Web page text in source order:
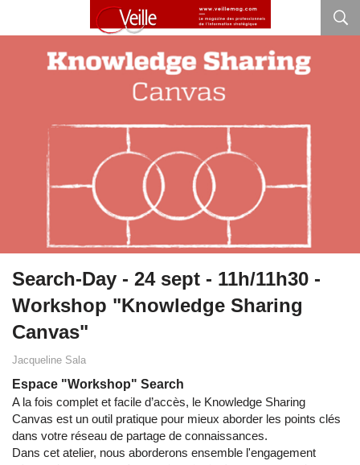
Search-Day - 24 sept - 11h/11h30 -
Workshop "Knowledge Sharing
Canvas"
Jacqueline Sala
Espace "Workshop" Search
A la fois complet et facile d’accès, le Knowledge Sharing
Canvas est un outil pratique pour mieux aborder les points clés
dans votre réseau de partage de connaissances.
Dans cet atelier, nous aborderons ensemble l'engagement